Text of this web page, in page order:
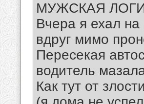
МУЖСКАЯ
Вчера я ехал на
вдруг мимо
Пересекая
водитель
Как тут от